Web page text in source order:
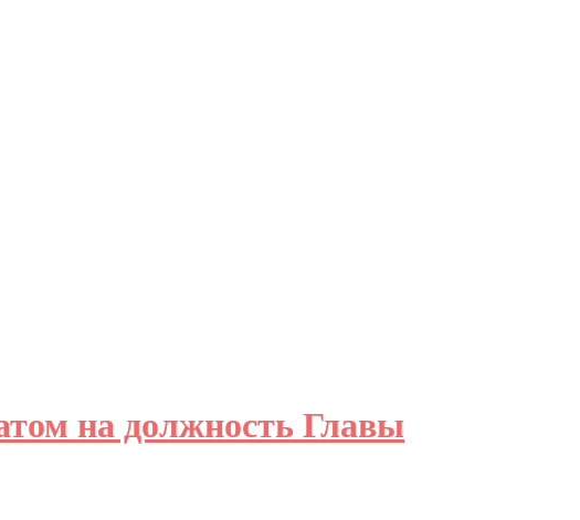
на должность Главы